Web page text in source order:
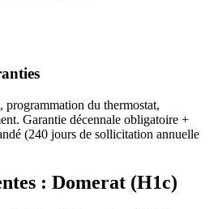
programmation du thermostat,
Garantie décennale obligatoire +
(240 jours de sollicitation annuelle
: Domerat (H1c)